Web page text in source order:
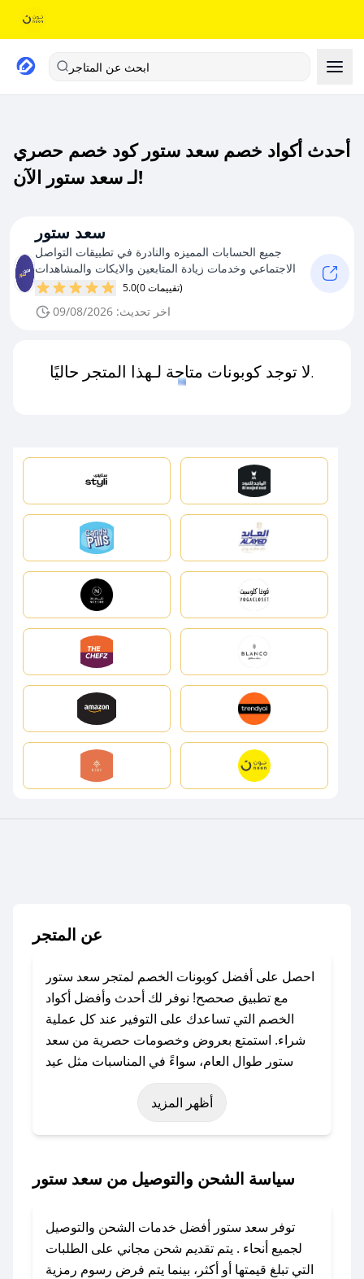
ابحث عن المتاجر
أحدث أكواد خصم سعد ستور كود خصم حصري
لـ سعد ستور الآن!
سعد ستور
جميع الحسابات المميزه والنادرة في تطبيقات التواصل
الاجتماعي وخدمات زيادة المتابعين والايكات والمشاهدات
5.0 (0 تقييمات)
اخر تحديث: 09/08/2026
لا توجد كوبونات متاحة لـهذا المتجر حاليًا.
عن المتجر
احصل على أفضل كوبونات الخصم لمتجر سعد ستور
مع تطبيق صحصح! نوفر لك أحدث وأفضل أكواد
الخصم التي تساعدك على التوفير عند كل عملية
شراء. استمتع بعروض وخصومات حصرية من سعد
ستور طوال العام، سواءً في المناسبات مثل عيد
الفطر، عيد الأضحى، الجمعة البيضاء (شهر نوفمبر)،
رمضان، اليوم الوطني، يوم التأسيس، أو حتى عروض
باستخدام تطبيق صحصح، يمكنك العثور بسهولة على
تواصل معنا عبر تويتر أو البريد الإلكتروني لإضافته
بسرعة.
أظهر المزيد
سياسة الشحن والتوصيل من سعد ستور
توفر سعد ستور أفضل خدمات الشحن والتوصيل
لجميع أنحاء . يتم تقديم شحن مجاني على الطلبات
التي تبلغ قيمتها أو أكثر، بينما يتم فرض رسوم رمزية